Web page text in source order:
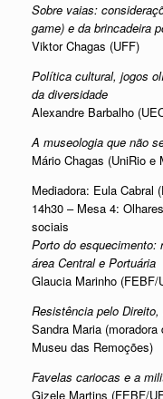
Sobre vaias:
game) e da brincadeira
Viktor Chagas (UFF)
Política cultural, jogos
da diversidade
Alexandre Barbalho
A museologia que não
Mário Chagas (UniRio e
Mediadora: Eula Cabral
14h30 – Mesa 4:
sociais
Porto do esquecimento:
área Central e Portuária
Glaucia Marinho
Resistência pelo
Sandra Maria
Museu das Remoções)
Favelas cariocas e a
Gizele Martins (FEBF/